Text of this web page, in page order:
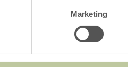
Marketing